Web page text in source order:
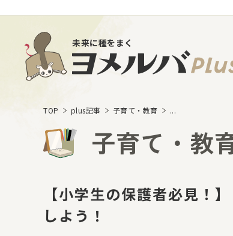
未来に種をまく
TOP plus記事 子育て・教育 ...
子育て・教
【小学生の保護者必見！
しよう！